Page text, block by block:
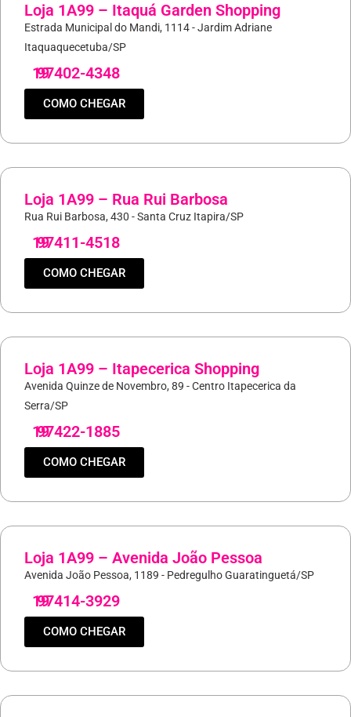
Loja 1A99 – Itaquá Garden Shopping
Estrada Municipal do Mandi, 1114 - Jardim Adriane
Itaquaquecetuba/SP
19
97402-4348
COMO CHEGAR
Loja 1A99 – Rua Rui Barbosa
Rua Rui Barbosa, 430 - Santa Cruz Itapira/SP
19
97411-4518
COMO CHEGAR
Loja 1A99 – Itapecerica Shopping
Avenida Quinze de Novembro, 89 - Centro Itapecerica da
Serra/SP
19
97422-1885
COMO CHEGAR
Loja 1A99 – Avenida João Pessoa
Avenida João Pessoa, 1189 - Pedregulho Guaratinguetá/SP
19
97414-3929
COMO CHEGAR